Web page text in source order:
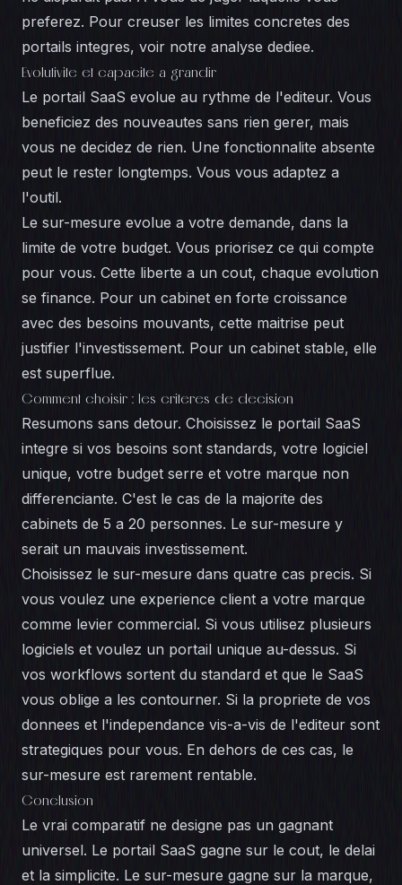
preferez. Pour creuser les limites concretes des
portails integres, voir notre analyse dediee.
Evolutivite et capacite a grandir
Le portail SaaS evolue au rythme de l'editeur. Vous
beneficiez des nouveautes sans rien gerer, mais
vous ne decidez de rien. Une fonctionnalite absente
peut le rester longtemps. Vous vous adaptez a
l'outil.
Le sur-mesure evolue a votre demande, dans la
limite de votre budget. Vous priorisez ce qui compte
pour vous. Cette liberte a un cout, chaque evolution
se finance. Pour un cabinet en forte croissance
avec des besoins mouvants, cette maitrise peut
justifier l'investissement. Pour un cabinet stable, elle
est superflue.
Comment choisir : les criteres de decision
Resumons sans detour. Choisissez le portail SaaS
integre si vos besoins sont standards, votre logiciel
unique, votre budget serre et votre marque non
differenciante. C'est le cas de la majorite des
cabinets de 5 a 20 personnes. Le sur-mesure y
serait un mauvais investissement.
Choisissez le sur-mesure dans quatre cas precis. Si
vous voulez une experience client a votre marque
comme levier commercial. Si vous utilisez plusieurs
logiciels et voulez un portail unique au-dessus. Si
vos workflows sortent du standard et que le SaaS
vous oblige a les contourner. Si la propriete de vos
donnees et l'independance vis-a-vis de l'editeur sont
strategiques pour vous. En dehors de ces cas, le
sur-mesure est rarement rentable.
Conclusion
Le vrai comparatif ne designe pas un gagnant
universel. Le portail SaaS gagne sur le cout, le delai
et la simplicite. Le sur-mesure gagne sur la marque,